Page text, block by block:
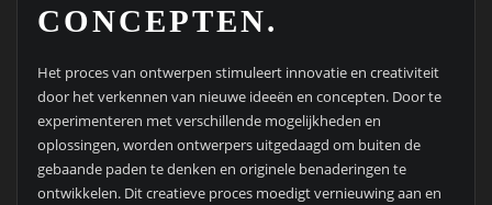
CONCEPTEN.
Het proces van ontwerpen stimuleert innovatie en creativiteit
door het verkennen van nieuwe ideeën en concepten. Door te
experimenteren met verschillende mogelijkheden en
oplossingen, worden ontwerpers uitgedaagd om buiten de
gebaande paden te denken en originele benaderingen te
ontwikkelen. Dit creatieve proces moedigt vernieuwing aan en